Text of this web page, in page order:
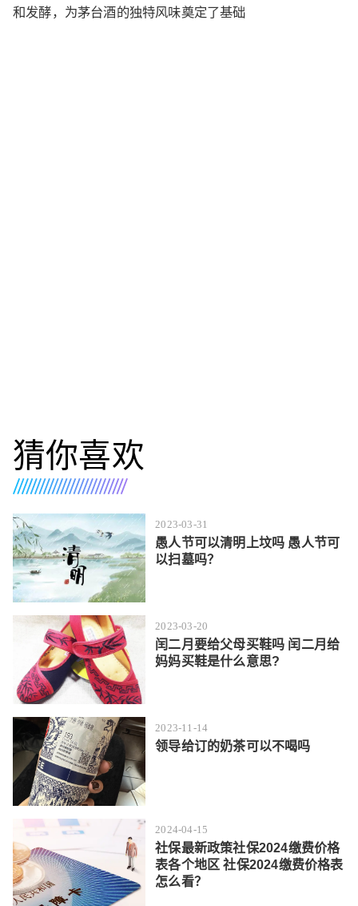
和发酵，为茅台酒的独特风味奠定了基础
猜你喜欢
2023-03-31
愚人节可以清明上坟吗 愚人节可
以扫墓吗？
2023-03-20
闰二月要给父母买鞋吗 闰二月给
妈妈买鞋是什么意思?
2023-11-14
领导给订的奶茶可以不喝吗
2024-04-15
社保最新政策社保2024缴费价格
表各个地区 社保2024缴费价格表
怎么看？